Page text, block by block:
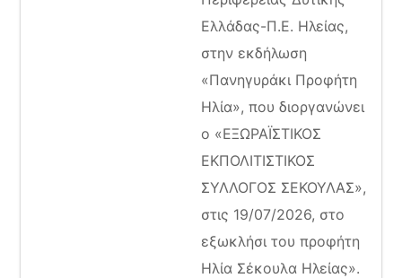
Ελλάδας-Π.Ε. Ηλείας,
στην εκδήλωση
«Πανηγυράκι Προφήτη
Ηλία», που διοργανώνει
ο «ΕΞΩΡΑΪΣΤΙΚΟΣ
ΕΚΠΟΛΙΤΙΣΤΙΚΟΣ
ΣΥΛΛΟΓΟΣ ΣΕΚΟΥΛΑΣ»,
στις 19/07/2026, στο
εξωκλήσι του προφήτη
Ηλία Σέκουλα Ηλείας».